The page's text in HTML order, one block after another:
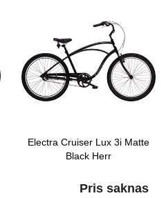
Electra Cruiser Lux 3i Matte
Black Herr
Pris saknas